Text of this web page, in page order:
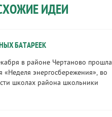
ИДЕИ
БАТАРЕЕК
в районе Чертаново прошла
«Неделя энергосбережения», во
школах района школьники